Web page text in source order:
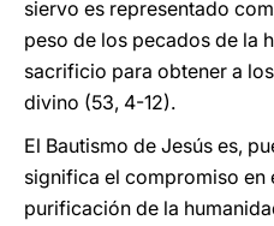
siervo es representado
peso de los pecados de la
sacrificio para obtener a
divino (53, 4-12).
El Bautismo de Jesús es,
significa el compromiso en
purificación de la